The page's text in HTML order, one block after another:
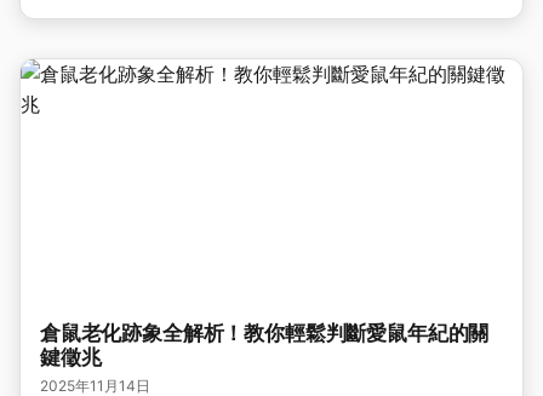
倉鼠老化跡象全解析！教你輕鬆判斷愛鼠年紀的關
鍵徵兆
2025年11月14日